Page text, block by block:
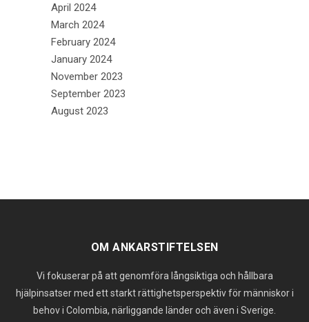
April 2024
March 2024
February 2024
January 2024
November 2023
September 2023
August 2023
OM ANKARSTIFTELSEN
Vi fokuserar på att genomföra långsiktiga och hållbara
hjälpinsatser med ett starkt rättighetsperspektiv för människor i
behov i Colombia, närliggande länder och även i Sverige.